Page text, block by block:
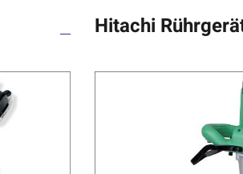
Hitachi